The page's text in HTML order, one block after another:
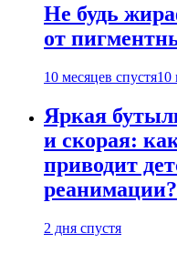
Не будь
от
10 месяцев спустя10
Яркая
и скорая:
приводит
реанимации?
2 дня спустя